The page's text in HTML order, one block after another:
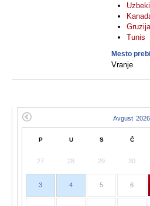
Gruzija
Tunis
Mesto
Vranje
P U S Č
27 28 29 30
3 4 5 6